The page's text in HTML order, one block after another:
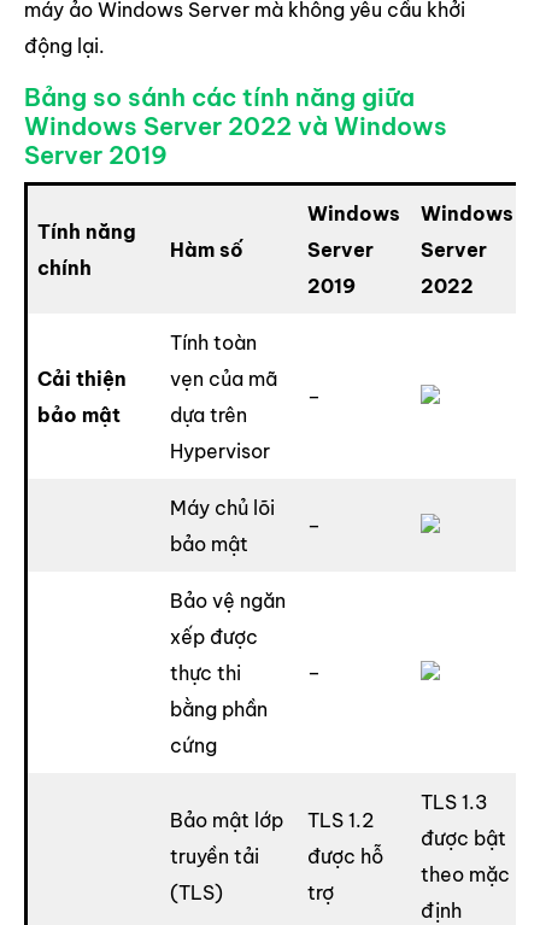
máy ảo Windows Server mà không yêu cầu khởi
động lại.
Bảng so sánh các tính năng giữa
Windows Server 2022 và Windows
Server 2019
Tính năng
chính
Hàm số
Windows
Server
2019
Windows
Server
2022
Cải thiện
bảo mật
Tính toàn
vẹn của mã
dựa trên
Hypervisor
–
Máy chủ lõi
bảo mật
–
Bảo vệ ngăn
xếp được
thực thi
bằng phần
cứng
–
Bảo mật lớp
truyền tải
(TLS)
TLS 1.2
được hỗ
trợ
TLS 1.3
được bật
theo mặc
định